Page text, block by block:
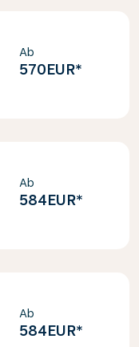
Ab
570EUR*
Ab
584EUR*
Ab
584EUR*